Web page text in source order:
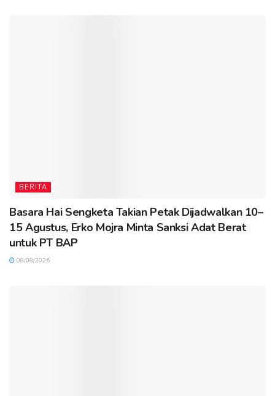
BERITA
Basara Hai Sengketa Takian Petak Dijadwalkan 10–
15 Agustus, Erko Mojra Minta Sanksi Adat Berat
untuk PT BAP
08/08/2026